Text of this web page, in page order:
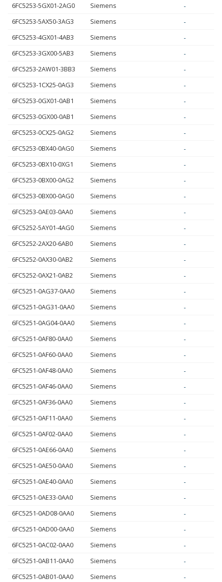
6FC5253-5GX01-2AG0 Siemens -
6FC5253-5AX50-3AG3 Siemens -
6FC5253-4GX01-4AB3 Siemens -
6FC5253-3GX00-5AB3 Siemens -
6FC5253-2AW01-3BB3 Siemens -
6FC5253-1CX25-0AG3 Siemens -
6FC5253-0GX01-0AB1 Siemens -
6FC5253-0GX00-0AB1 Siemens -
6FC5253-0CX25-0AG2 Siemens -
6FC5253-0BX40-0AG0 Siemens -
6FC5253-0BX10-0XG1 Siemens -
6FC5253-0BX00-0AG2 Siemens -
6FC5253-0BX00-0AG0 Siemens -
6FC5253-0AE03-0AA0 Siemens -
6FC5252-5AY01-4AG0 Siemens -
6FC5252-2AX20-6AB0 Siemens -
6FC5252-0AX30-0AB2 Siemens -
6FC5252-0AX21-0AB2 Siemens -
6FC5251-0AG37-0AA0 Siemens -
6FC5251-0AG31-0AA0 Siemens -
6FC5251-0AG04-0AA0 Siemens -
6FC5251-0AF80-0AA0 Siemens -
6FC5251-0AF60-0AA0 Siemens -
6FC5251-0AF48-0AA0 Siemens -
6FC5251-0AF46-0AA0 Siemens -
6FC5251-0AF36-0AA0 Siemens -
6FC5251-0AF11-0AA0 Siemens -
6FC5251-0AF02-0AA0 Siemens -
6FC5251-0AE66-0AA0 Siemens -
6FC5251-0AE50-0AA0 Siemens -
6FC5251-0AE40-0AA0 Siemens -
6FC5251-0AE33-0AA0 Siemens -
6FC5251-0AD08-0AA0 Siemens -
6FC5251-0AD00-0AA0 Siemens -
6FC5251-0AC02-0AA0 Siemens -
6FC5251-0AB11-0AA0 Siemens -
6FC5251-0AB01-0AA0 Siemens -